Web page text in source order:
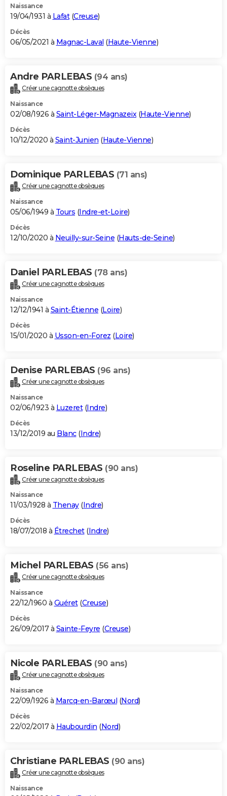
Naissance
19/04/1931 à Lafat(Creuse)
Décès
06/05/2021 à Magnac-Laval (Haute-Vienne)
Andre PARLEBAS (94 ans)
Créer une cagnotte obsèques
Naissance
02/08/1926 à Saint-Léger-Magnazeix(Haute-Vienne)
Décès
10/12/2020 à Saint-Junien (Haute-Vienne)
Dominique PARLEBAS (71 ans)
Créer une cagnotte obsèques
Naissance
05/06/1949 à Tours (Indre-et-Loire)
Décès
12/10/2020 à Neuilly-sur-Seine (Hauts-de-Seine)
Daniel PARLEBAS (78 ans)
Créer une cagnotte obsèques
Naissance
12/12/1941 à Saint-Étienne (Loire)
Décès
15/01/2020 à Usson-en-Forez (Loire)
Denise PARLEBAS (96 ans)
Créer une cagnotte obsèques
Naissance
02/06/1923 à Luzeret(Indre)
Décès
13/12/2019 au Blanc(Indre)
Roseline PARLEBAS (90 ans)
Créer une cagnotte obsèques
Naissance
11/03/1928 à Thenay(Indre)
Décès
18/07/2018 à Étrechet(Indre)
Michel PARLEBAS (56 ans)
Créer une cagnotte obsèques
Naissance
22/12/1960 à Guéret(Creuse)
Décès
26/09/2017 à Sainte-Feyre (Creuse)
Nicole PARLEBAS (90 ans)
Créer une cagnotte obsèques
Naissance
22/09/1926 à Marcq-en-Barœul (Nord)
Décès
22/02/2017 à Haubourdin (Nord)
Christiane PARLEBAS (90 ans)
Créer une cagnotte obsèques
Naissance